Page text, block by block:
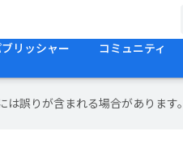
リッシャー コミュニティ
は誤りが含まれる場合があります。